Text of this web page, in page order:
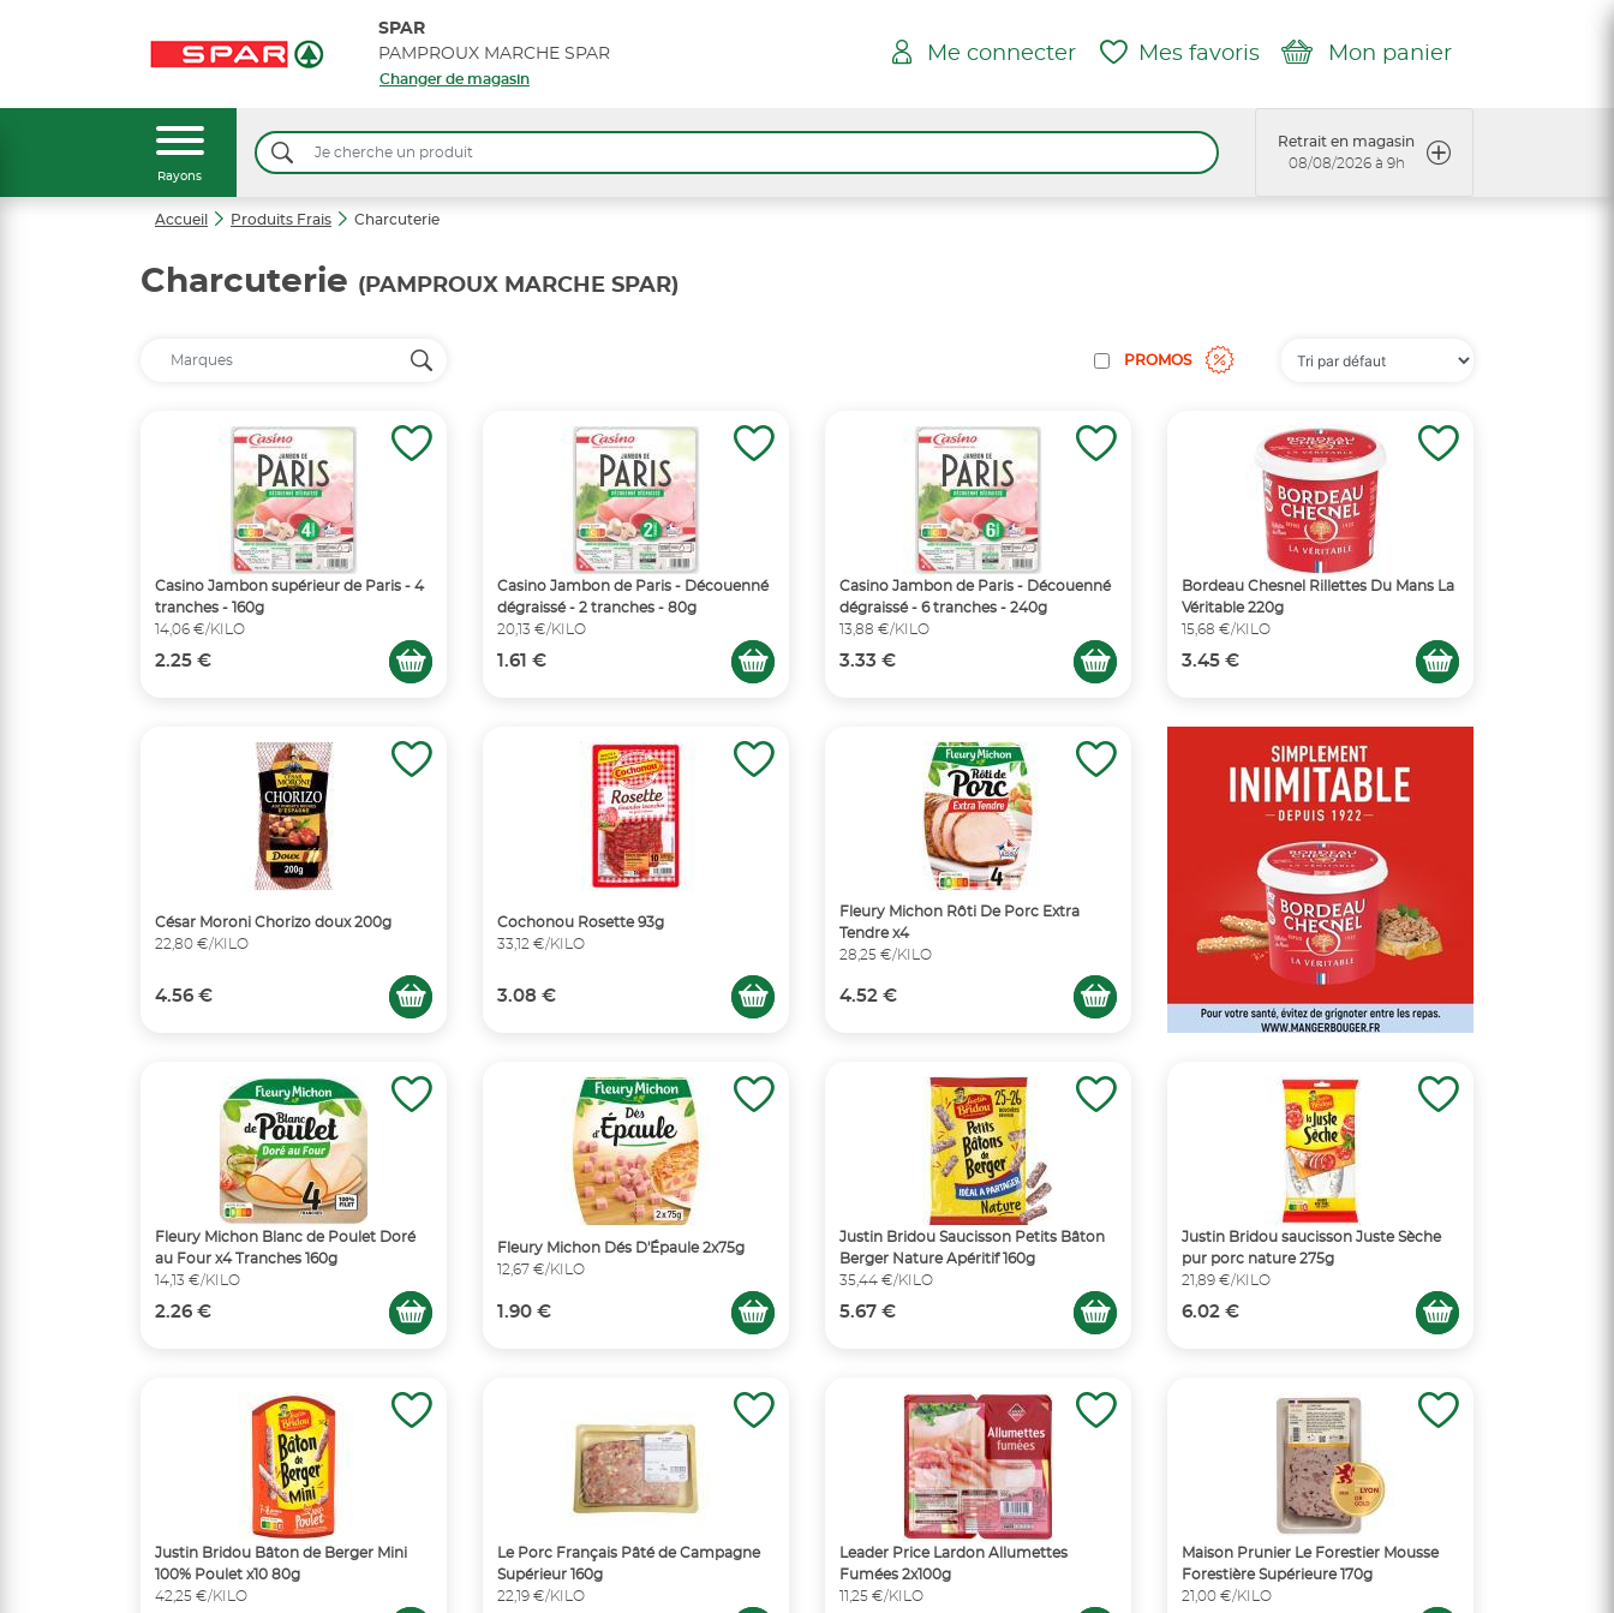
SPAR
PAMPROUX MARCHE SPAR
Changer de magasin
Me connecter Mes favoris Mon panier
Rayons
Retrait en magasin
08/08/2026 à 9h
Accueil Produits Frais Charcuterie
Charcuterie (PAMPROUX MARCHE SPAR)
PROMOS
Casino Jambon supérieur de Paris - 4
tranches - 160g
14,06 €/KILO
2.25 €
Casino Jambon de Paris - Découenné
dégraissé - 2 tranches - 80g
20,13 €/KILO
1.61 €
Casino Jambon de Paris - Découenné
dégraissé - 6 tranches - 240g
13,88 €/KILO
3.33 €
Bordeau Chesnel Rillettes Du Mans La
Véritable 220g
15,68 €/KILO
3.45 €
César Moroni Chorizo doux 200g
22,80 €/KILO
4.56 €
Cochonou Rosette 93g
33,12 €/KILO
3.08 €
Fleury Michon Rôti De Porc Extra
Tendre x4
28,25 €/KILO
4.52 €
Fleury Michon Blanc de Poulet Doré
au Four x4 Tranches 160g
14,13 €/KILO
2.26 €
Fleury Michon Dés D'Épaule 2x75g
12,67 €/KILO
1.90 €
Justin Bridou Saucisson Petits Bâton
Berger Nature Apéritif 160g
35,44 €/KILO
5.67 €
Justin Bridou saucisson Juste Sèche
pur porc nature 275g
21,89 €/KILO
6.02 €
Justin Bridou Bâton de Berger Mini
100% Poulet x10 80g
42,25 €/KILO
Le Porc Français Pâté de Campagne
Supérieur 160g
22,19 €/KILO
Leader Price Lardon Allumettes
Fumées 2x100g
11,25 €/KILO
Maison Prunier Le Forestier Mousse
Forestière Supérieure 170g
21,00 €/KILO